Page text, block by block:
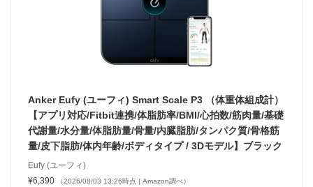
Anker Eufy (ユーフィ) Smart Scale P3 （体重体組成計）
【アプリ対応/Fitbit連携/体脂肪率/BMI/心拍数/筋肉量/基礎
代謝量/水分量/体脂肪量/骨量/内臓脂肪/タンパク質/骨格筋
量/皮下脂肪/体内年齢/ボディタイプ / 3Dモデル】ブラック
Eufy (ユーフィ)
¥6,390
（2026/08/03 13:26時点 | Amazon調べ）